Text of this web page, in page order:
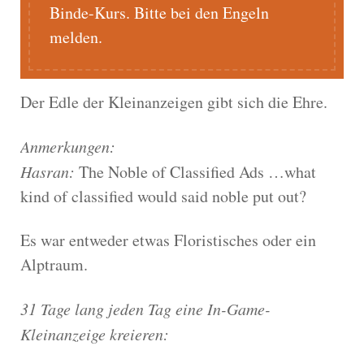
Binde-Kurs. Bitte bei den Engeln
melden.
Der Edle der Kleinanzeigen gibt sich die Ehre.
Anmerkungen:
Hasran: The Noble of Classified Ads …what
kind of classified would said noble put out?
Es war entweder etwas Floristisches oder ein
Alptraum.
31 Tage lang jeden Tag eine In-Game-
Kleinanzeige kreieren: